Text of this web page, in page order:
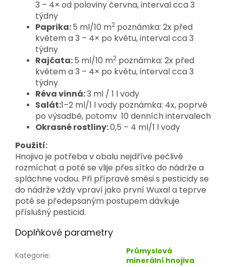
3 – 4× od poloviny června, interval cca 3
týdny
Paprika:5 ml/10 m2 poznámka: 2x před
květem a 3 – 4× po květu, interval cca 3
týdny
Rajčata:5 ml/10 m2 poznámka: 2x před
květem a 3 – 4× po květu, interval cca 3
týdny
Réva vinná:3 ml / 1 l vody
Salát:1–2 ml/1 l vody poznámka: 4x, poprvé
po výsadbě, potomv 10 denních intervalech
Okrasné rostliny:0,5 – 4 ml/1 l vody
Použití:
Hnojivo je potřeba v obalu nejdříve pečlivě
rozmíchat a poté se vlije přes sítko do nádrže a
spláchne vodou. Při přípravě směsi s pesticidy se
do nádrže vždy vpraví jako první Wuxal a teprve
poté se předepsaným postupem dávkuje
příslušný pesticid.
Doplňkové parametry
Kategorie:
Průmyslová
minerální hnojiva